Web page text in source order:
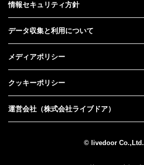
情報セキュリティ方針
データ収集と利用について
メディアポリシー
クッキーポリシー
運営会社（株式会社ライブドア）
© livedoor Co.,Ltd.